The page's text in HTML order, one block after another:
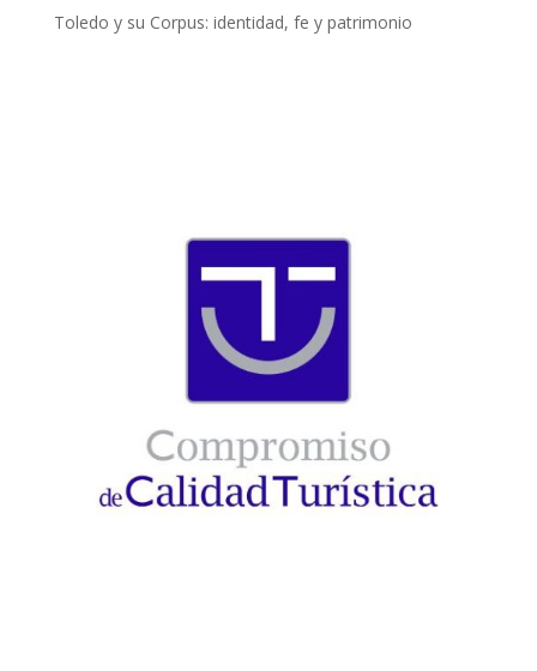
Toledo y su Corpus: identidad, fe y patrimonio